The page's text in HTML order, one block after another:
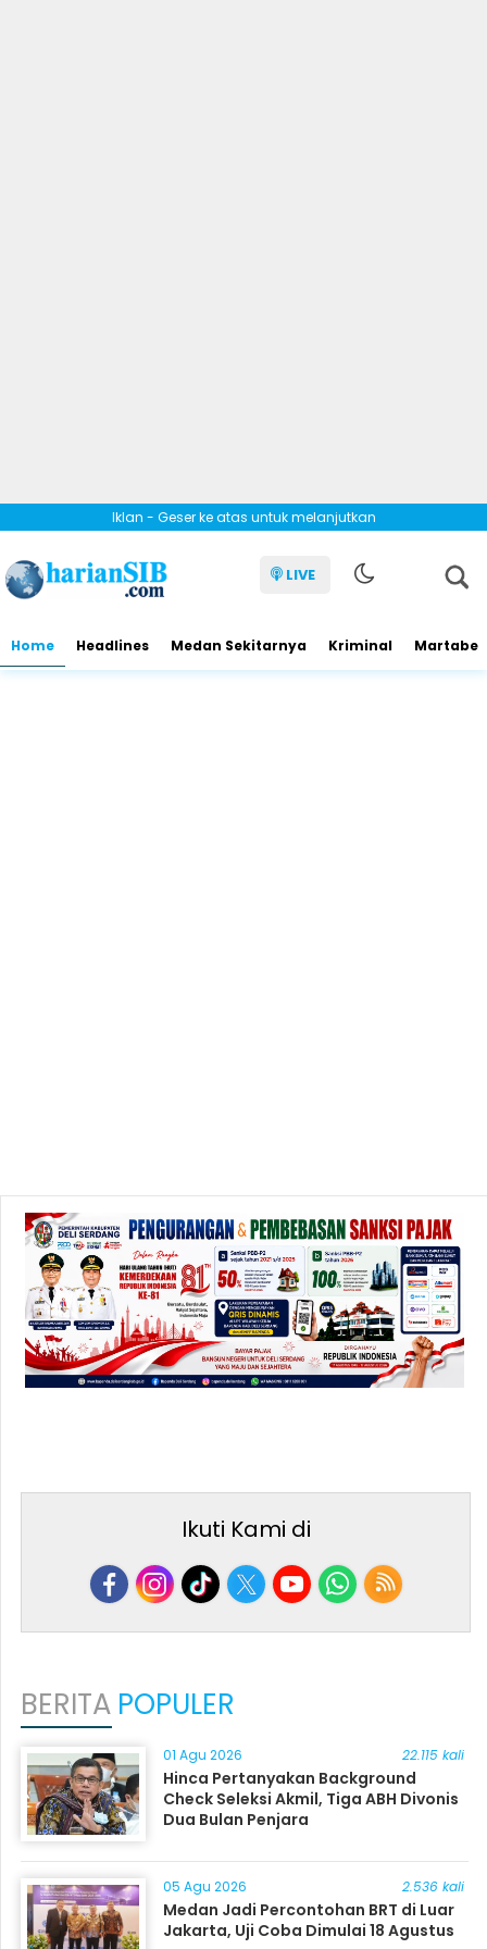
Iklan - Geser ke atas untuk melanjutkan
LIVE
Home Headlines Medan Sekitarnya Kriminal Martabe
Ikuti Kami di
BERITA POPULER
01 Agu 2026 22.115 kali
Hinca Pertanyakan Background
Check Seleksi Akmil, Tiga ABH Divonis
Dua Bulan Penjara
05 Agu 2026 2.536 kali
Medan Jadi Percontohan BRT di Luar
Jakarta, Uji Coba Dimulai 18 Agustus